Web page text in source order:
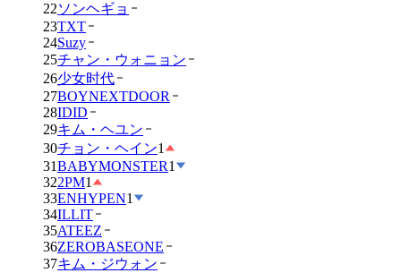
22ソンヘギョ
23TXT
24Suzy
25チャン・ウォニョン
26少女时代
27BOYNEXTDOOR
28IDID
29キム・ヘユン
30チョン・ヘイン1
31BABYMONSTER1
322PM1
33ENHYPEN1
34ILLIT
35ATEEZ
36ZEROBASEONE
37キム・ジウォン